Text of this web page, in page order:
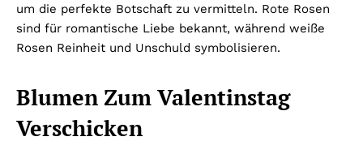
um die perfekte Botschaft zu vermitteln. Rote Rosen
sind für romantische Liebe bekannt, während weiße
Rosen Reinheit und Unschuld symbolisieren.
Blumen Zum Valentinstag
Verschicken